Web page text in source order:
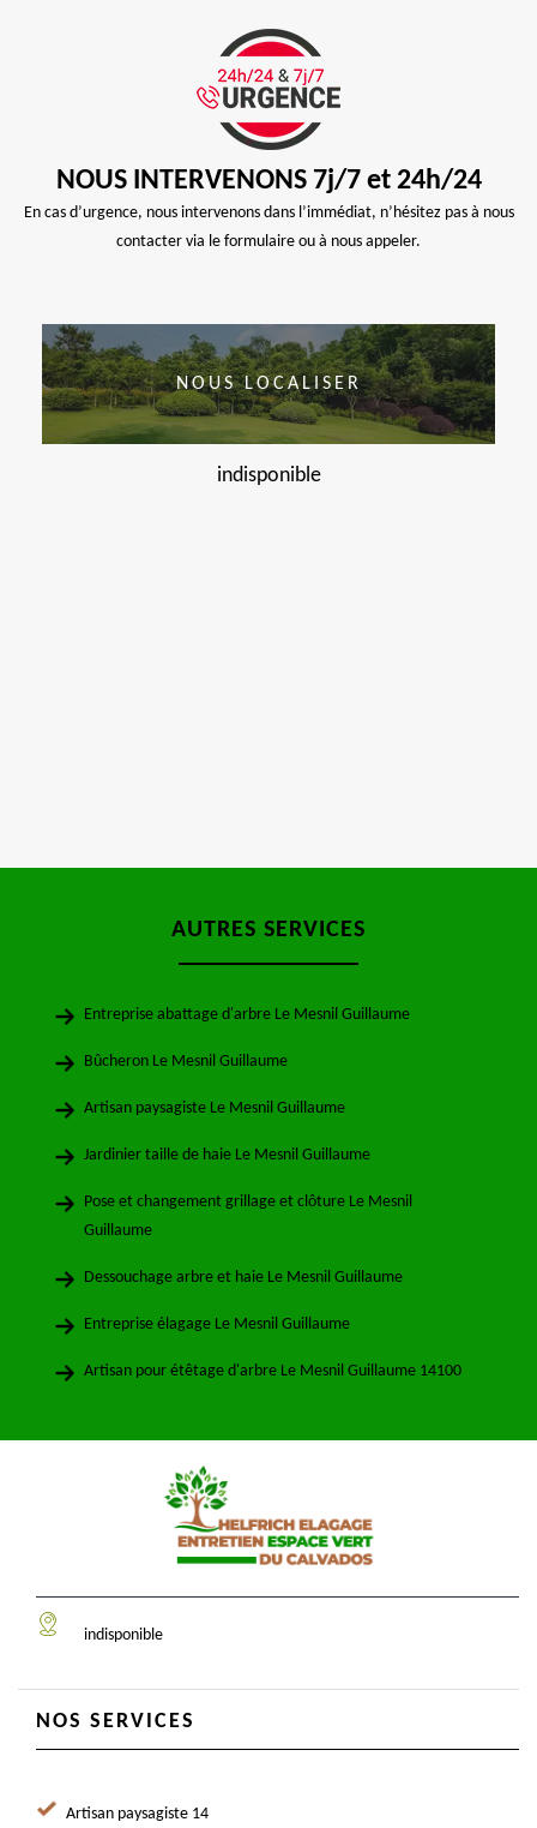
NOUS INTERVENONS 7j/7 et 24h/24
En cas d’urgence, nous intervenons dans l’immédiat, n’hésitez pas à nous
contacter via le formulaire ou à nous appeler.
NOUS LOCALISER
indisponible
AUTRES SERVICES
Entreprise abattage d'arbre Le Mesnil Guillaume
Bûcheron Le Mesnil Guillaume
Artisan paysagiste Le Mesnil Guillaume
Jardinier taille de haie Le Mesnil Guillaume
Pose et changement grillage et clôture Le Mesnil
Guillaume
Dessouchage arbre et haie Le Mesnil Guillaume
Entreprise élagage Le Mesnil Guillaume
Artisan pour étêtage d'arbre Le Mesnil Guillaume 14100
indisponible
NOS SERVICES
Artisan paysagiste 14